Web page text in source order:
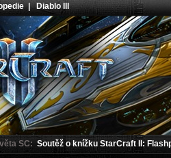
|Diablo III
SC: Soutěž o knížku StarCraft II: